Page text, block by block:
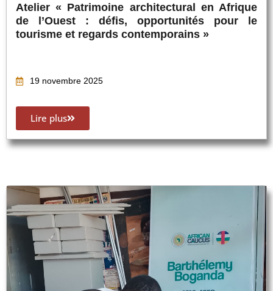
Atelier « Patrimoine architectural en Afrique
de l’Ouest : défis, opportunités pour le
tourisme et regards contemporains »
19 novembre 2025
Lire plus